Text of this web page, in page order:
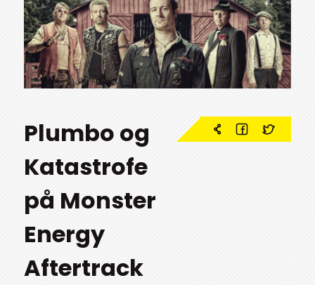
Plumbo og
Katastrofe
på Monster
Energy
Aftertrack